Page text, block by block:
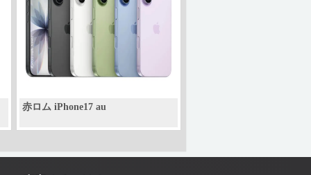
赤ロム iPhone17 au